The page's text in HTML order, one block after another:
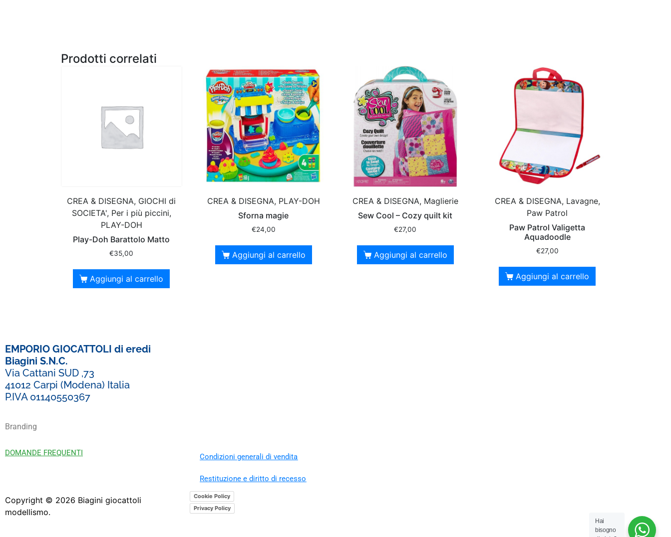
Prodotti correlati
CREA & DISEGNA, GIOCHI di
SOCIETA', Per i più piccini,
PLAY-DOH
Play-Doh Barattolo Matto
€35,00
Aggiungi al carrello
CREA & DISEGNA, PLAY-DOH
Sforna magie
€24,00
Aggiungi al carrello
CREA & DISEGNA, Maglierie
Sew Cool – Cozy quilt kit
€27,00
Aggiungi al carrello
CREA & DISEGNA, Lavagne,
Paw Patrol
Paw Patrol Valigetta
Aquadoodle
€27,00
Aggiungi al carrello
EMPORIO GIOCATTOLI di eredi
Biagini S.N.C.
Via Cattani SUD ,73
41012 Carpi (Modena) Italia
P.IVA 01140550367
Branding
DOMANDE FREQUENTI Condizioni generali di vendita
Restituzione e diritto di recesso
Copyright © 2026 Biagini giocattoli
modellismo.
Cookie Policy
Privacy Policy
Hai
bisogno